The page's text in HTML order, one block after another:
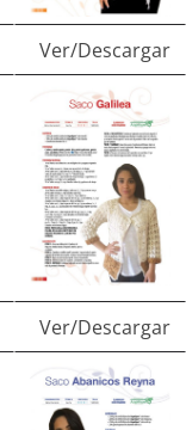
Ver/Descargar
Ver/Descargar